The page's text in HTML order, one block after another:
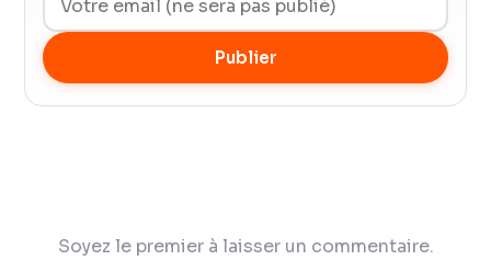
Publier
Soyez le premier à laisser un commentaire.